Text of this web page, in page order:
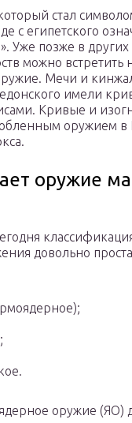
стал
с египетского
Уже позже в
можно
Мечи и
имели
Кривые и
оружием в
оружие
довольно
оружие (ЯО)